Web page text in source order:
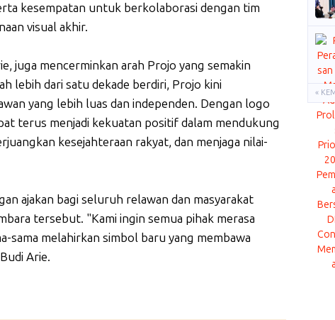
kesempatan untuk berkolaborasi dengan tim
visual akhir.
juga mencerminkan arah Projo yang semakin
lebih dari satu dekade berdiri, Projo kini
yang lebih luas dan independen. Dengan logo
terus menjadi kekuatan positif dalam mendukung
kesejahteraan rakyat, dan menjaga nilai-
ajakan bagi seluruh relawan dan masyarakat
tersebut. "Kami ingin semua pihak merasa
sama melahirkan simbol baru yang membawa
Arie.
«